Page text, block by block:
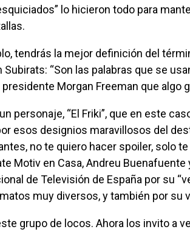
lo hicieron todo para
Subirats: “Son las palabras que se
Morgan Freeman que algo
esos designios maravillosos del
no te quiero hacer spoiler, solo
Motiv en Casa, Andreu
de Televisión de España por su
muy diversos, y también por su
grupo de locos. Ahora los invito a